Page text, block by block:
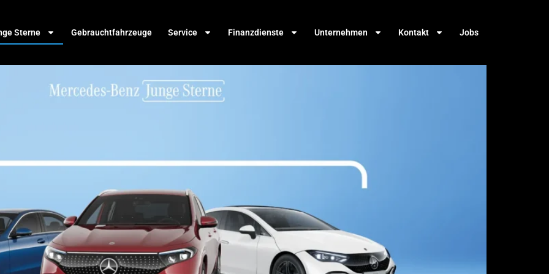
Sterne Gebrauchtfahrzeuge Service Finanzdienste Unternehmen Kontakt Jobs